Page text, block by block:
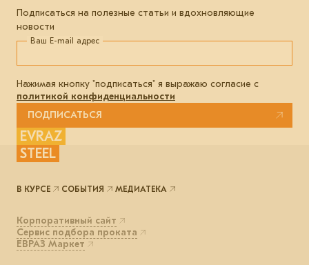
Подписаться на полезные статьи и вдохновляющие
новости
Ваш E-mail адрес
Нажимая кнопку "подписаться" я выражаю согласие с
политикой конфиденциальности
ПОДПИСАТЬСЯ
EVRAZ
STEEL
Корпоративный сайт
Сервис подбора проката
ЕВРАЗ Маркет
В КУРСЕ СОБЫТИЯ МЕДИАТЕКА